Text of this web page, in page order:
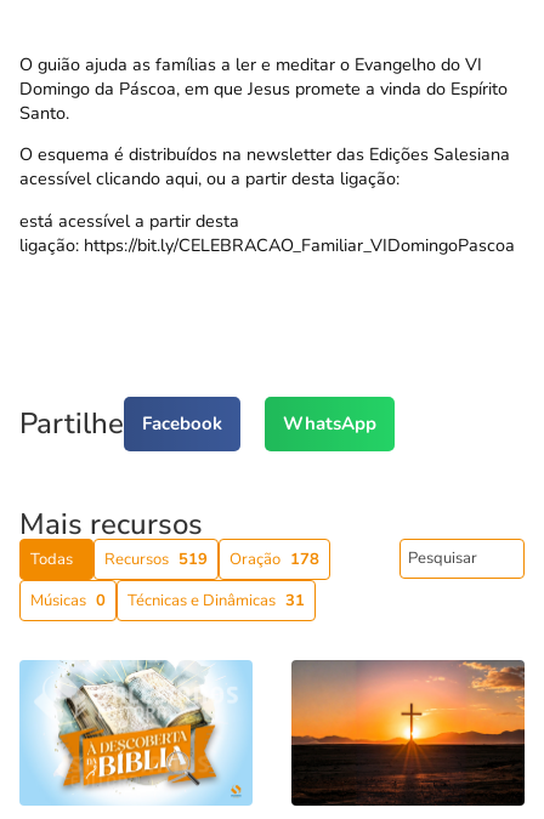
O guião ajuda as famílias a ler e meditar o Evangelho do VI
Domingo da Páscoa, em que Jesus promete a vinda do Espírito
Santo.
O esquema é distribuídos na newsletter das Edições Salesiana
acessívelclicando aqui, ou a partir desta ligação:
está acessível a partir desta
ligação: https://bit.ly/CELEBRACAO_Familiar_VIDomingoPascoa
Partilhe Facebook WhatsApp
Mais recursos
Todas Recursos 519 Oração 178
Músicas 0 Técnicas e Dinâmicas 31